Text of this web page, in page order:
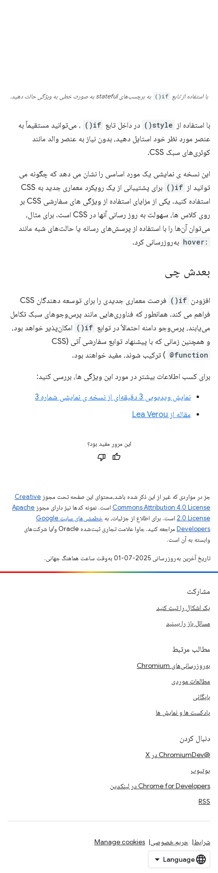
با استفاده از تابع if() به برچسب‌های stateful به صورت خطی به ویژگی حالت دهید.
با استفاده از style() در داخل تابع if()
، می‌توانید مستقیماً به
عنصر مورد نظر خود استایل دهید، بدون نیاز به عنصر والد مانند
کوئری‌های سبک CSS.
این نسخه ی نمایشی یک مورد اساسی را نشان می دهد که چگونه می
توانید از if()
برای پشتیبانی از یک رویکرد معماری جدید به CSS
استفاده کنید. یکی از مزایای استفاده از ویژگی های سفارشی CSS بر
روی کلاس ها، سهولت به روز رسانی آنها در CSS است. برای مثال،
می‌توان آن‌ها را با استفاده از پرسش‌های رسانه یا حالت‌های شبه مانند
:hover به‌روزرسانی کرد.
بعدش چی
افزودن if()
فرصت معماری جدیدی را برای توسعه دهندگان CSS
فراهم می کند. همانطور که فناوری‌هایی مانند پرس‌وجوهای سبک تکامل
می‌یابند، پرس‌وجو دامنه احتمالاً در توابع if()
امکان‌پذیر خواهد بود،
و همچنین زمانی که با پیشنهاد توابع سفارشی آتی (CSS
@function ) ترکیب شوند، مفید خواهند بود.
برای کسب اطلاعات بیشتر در مورد این ویژگی ها، بررسی کنید:
نمایش ویدیویی 3 دقیقه‌ای از نسخه ی نمایشی شماره 3
مقاله از Lea Verou
این مرور مفید بود؟
جز در مواردی که غیر از این ذکر شده باشد،‌محتوای این صفحه تحت مجوز Creative
Commons Attribution 4.0 License است. نمونه کدها نیز دارای مجوز Apache
2.0 License است. برای اطلاع از جزئیات، به
خطمشی‌های سایت Google
Developers‏
مراجعه کنید. جاوا علامت تجاری ثبت‌شده Oracle و/یا شرکت‌های
وابسته به آن است.
تاریخ آخرین به‌روزرسانی 2025-07-01 به‌وقت ساعت هماهنگ جهانی.
مشارکت
یک اشکال را ثبت کنید
مسائل باز را ببینید
مطالب مرتبط
به‌روزرسانی‌های Chromium
مطالعات موردی
بایگانی
پادکست ها و نمایش ها
دنبال کردن
@ChromiumDev در X
یوتیوب
Chrome for Developers در لینکدین
RSS
شرایط حریم خصوصی Manage cookies